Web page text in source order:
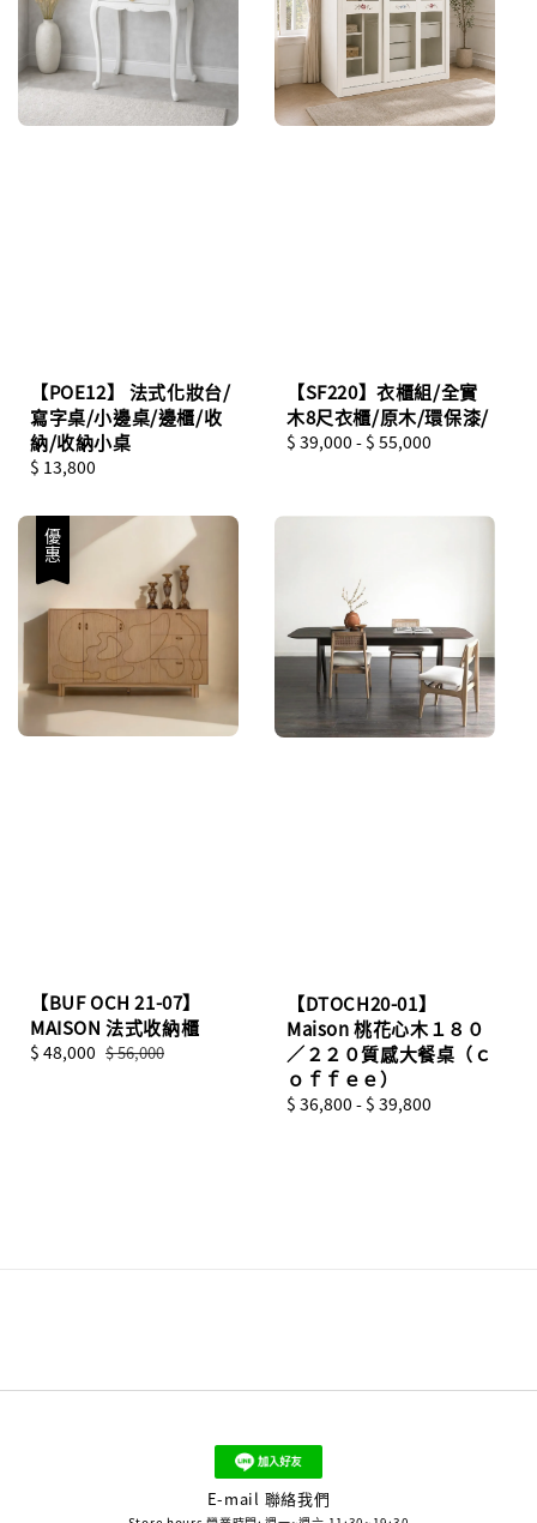
【POE12】 法式化妝台/
寫字桌/小邊桌/邊櫃/收
納/收納小桌
Regular
$ 13,800
【SF220】衣櫃組/全實
木8尺衣櫃/原木/環保漆/
Regular
$ 39,000 - $ 55,000
優惠
【BUF OCH 21-07】
MAISON 法式收納櫃
Sale
$ 48,000 Regular
$ 56,000
【DTOCH20-01】
Maison 桃花心木１８０
／２２０質感大餐桌（ｃ
ｏｆｆｅｅ）
Regular
$ 36,800 - $ 39,800
E-mail 聯絡我們